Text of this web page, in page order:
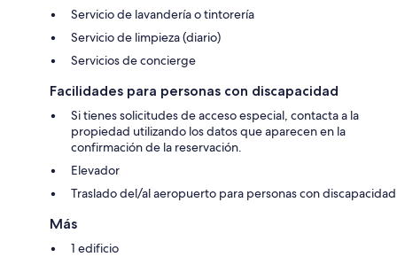
Servicio de lavandería o tintorería
Servicio de limpieza (diario)
Servicios de concierge
Facilidades para personas con discapacidad
Si tienes solicitudes de acceso especial, contacta a la
propiedad utilizando los datos que aparecen en la
confirmación de la reservación.
Elevador
Traslado del/al aeropuerto para personas con discapacidad
Más
1 edificio